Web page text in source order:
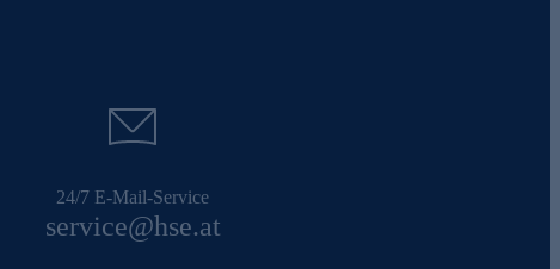
24/7 E-Mail-Service
service@hse.at